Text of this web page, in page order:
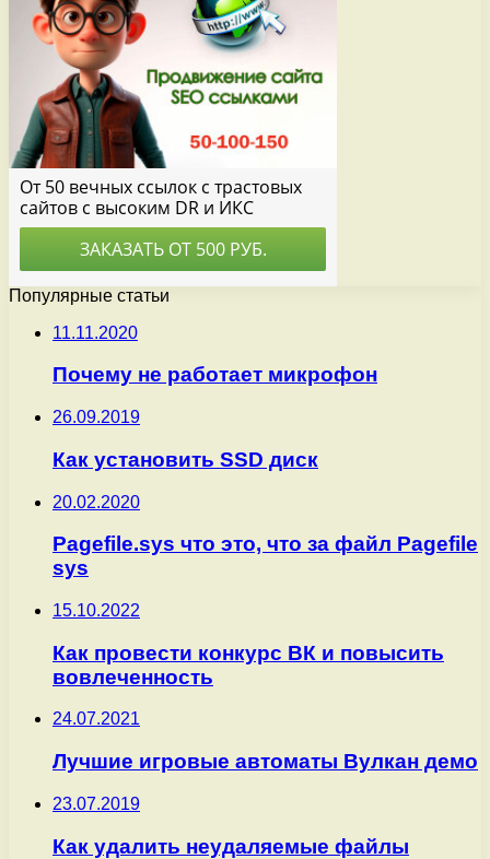
Популярные статьи
11.11.2020
Почему не работает микрофон
26.09.2019
Как установить SSD диск
20.02.2020
Pagefile.sys что это, что за файл Pagefile
sys
15.10.2022
Как провести конкурс ВК и повысить
вовлеченность
24.07.2021
Лучшие игровые автоматы Вулкан демо
23.07.2019
Как удалить неудаляемые файлы